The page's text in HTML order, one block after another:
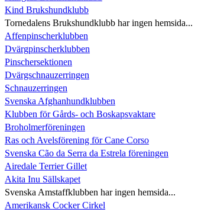
Kind Brukshundklubb
Tornedalens Brukshundklubb har ingen hemsida...
Affenpinscherklubben
Dvärgpinscherklubben
Pinschersektionen
Dvärgschnauzerringen
Schnauzerringen
Svenska Afghanhundklubben
Klubben för Gårds- och Boskapsvaktare
Broholmerföreningen
Ras och Avelsförening för Cane Corso
Svenska Cão da Serra da Estrela föreningen
Airedale Terrier Gillet
Akita Inu Sällskapet
Svenska Amstaffklubben har ingen hemsida...
Amerikansk Cocker Cirkel